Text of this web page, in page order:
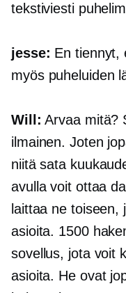
tekstiviesti
jesse: En tiennyt,
myös puheluiden
Will: Arvaa mitä?
ilmainen. Joten
niitä sata
avulla voit ottaa
laittaa ne toiseen,
asioita. 1500
sovellus, jota voit
asioita. He ovat